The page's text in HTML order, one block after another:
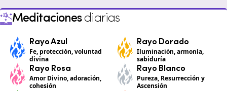
Meditacionesdiarias
Rayo Azul
Fe, protección, voluntad
divina
Rayo Dorado
Iluminación, armonía,
sabiduría
Rayo Rosa
Amor Divino, adoración,
cohesión
Rayo Blanco
Pureza, Resurrección y
Ascensión